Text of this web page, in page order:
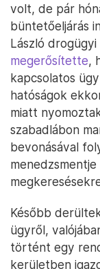
volt, de pár
büntetőeljárás
László
megerősítette,
kapcsolatos
hatóságok
miatt
szabadlábon
bevonásával
Később
ügyről,
történt egy
kerületben